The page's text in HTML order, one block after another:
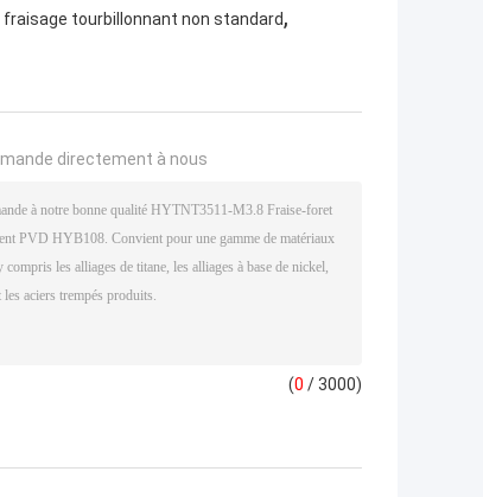
fraisage tourbillonnant non standard,
directement à nous
(0 / 3000)